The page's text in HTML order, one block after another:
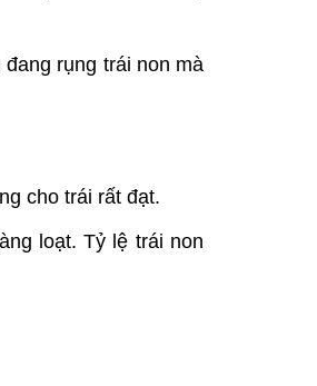
rụng trái non mà
cho trái rất đạt.
loạt. Tỷ lệ trái non